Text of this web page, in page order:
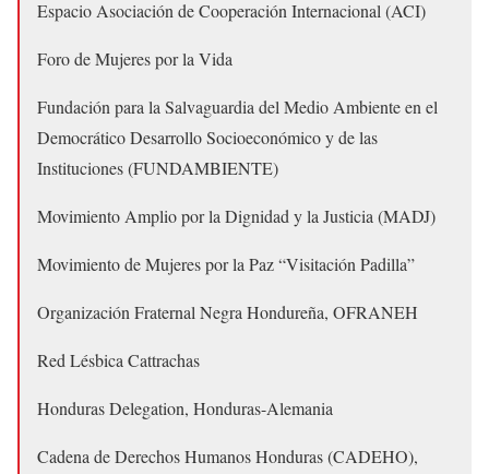
Espacio Asociación de Cooperación Internacional (ACI)
Foro de Mujeres por la Vida
Fundación para la Salvaguardia del Medio Ambiente en el
Democrático Desarrollo Socioeconómico y de las
Instituciones (FUNDAMBIENTE)
Movimiento Amplio por la Dignidad y la Justicia (MADJ)
Movimiento de Mujeres por la Paz “Visitación Padilla”
Organización Fraternal Negra Hondureña, OFRANEH
Red Lésbica Cattrachas
Honduras Delegation, Honduras-Alemania
Cadena de Derechos Humanos Honduras (CADEHO),